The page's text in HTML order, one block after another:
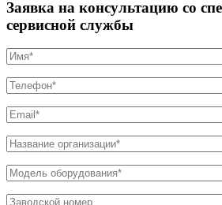
Заявка на консультацию со
сервисной службы